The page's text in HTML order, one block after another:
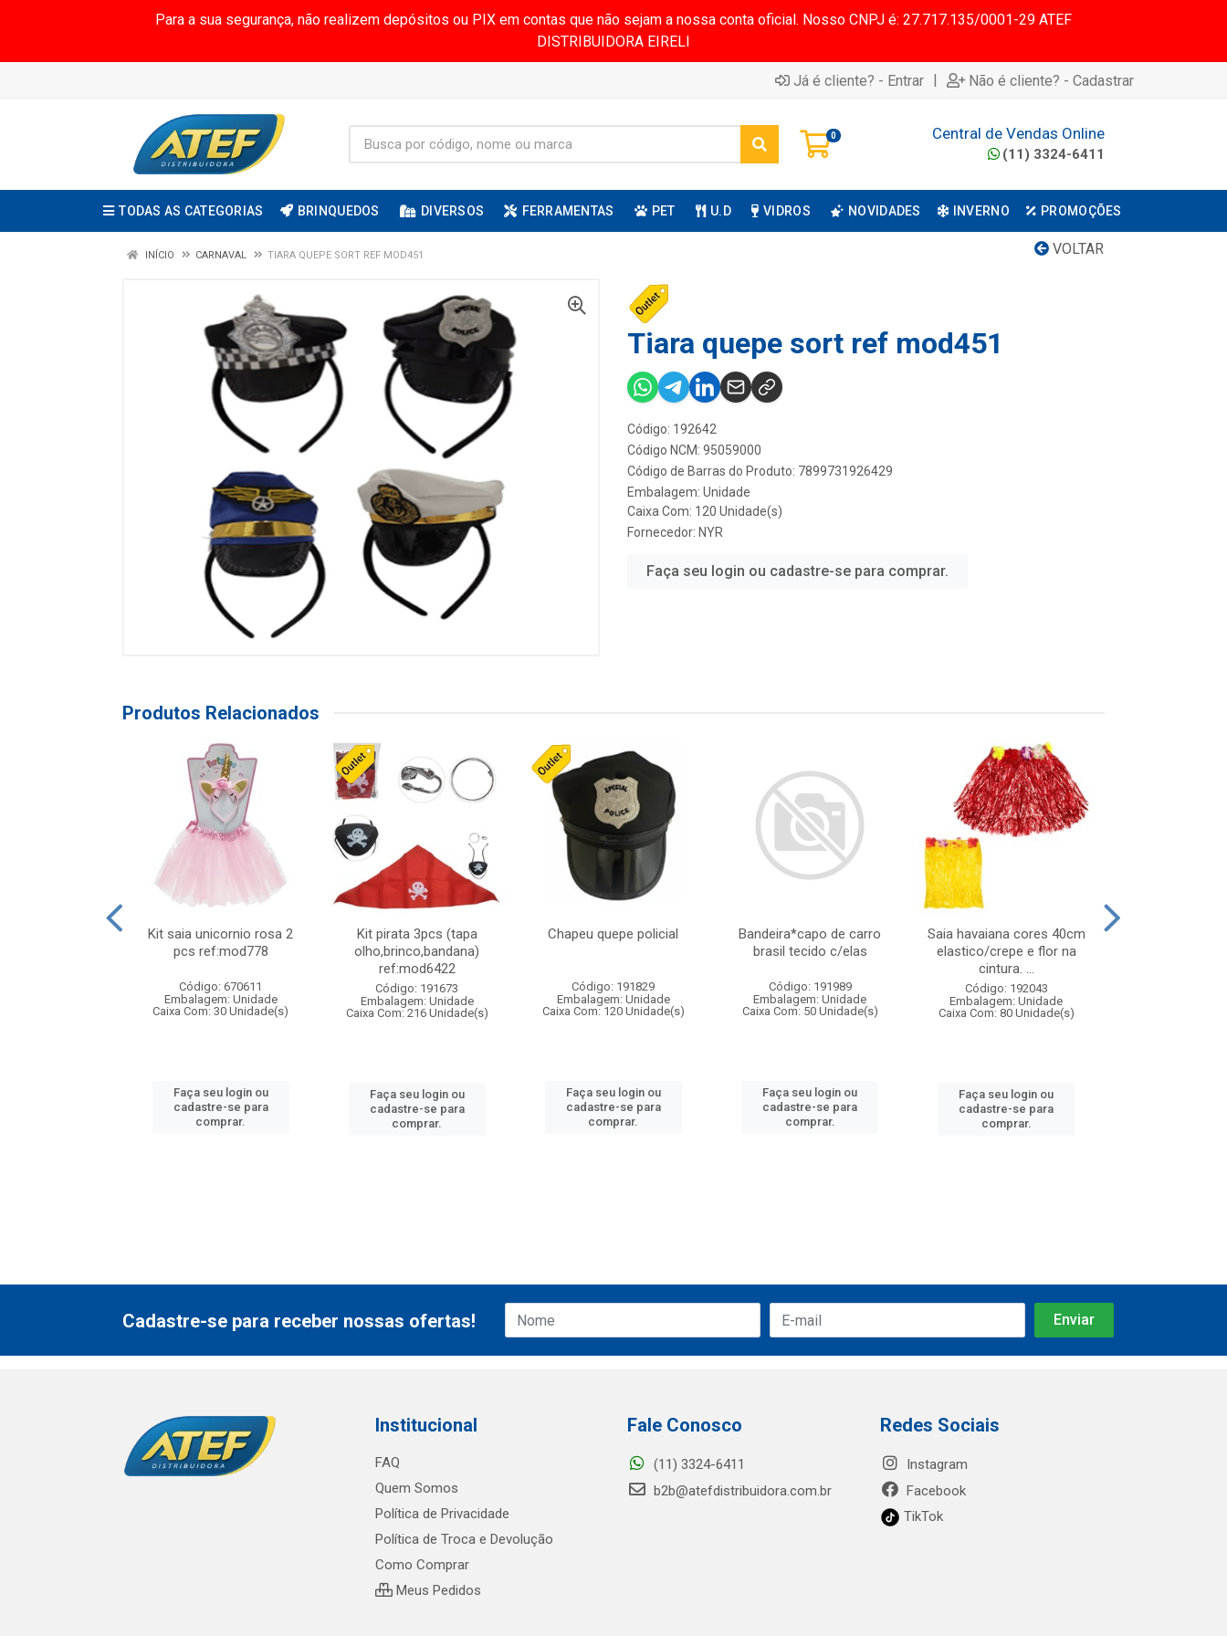
Para a sua segurança, não realizem depósitos ou PIX em contas que não sejam a nossa conta oficial. Nosso CNPJ é: 27.717.135/0001-29 ATEF
DISTRIBUIDORA EIRELI
Já é cliente? - Entrar | Não é cliente? - Cadastrar
0 Central de Vendas Online
(11) 3324-6411
TODAS AS CATEGORIAS BRINQUEDOS DIVERSOS FERRAMENTAS PET U.D VIDROS NOVIDADES INVERNO PROMOÇÕES
VOLTAR
INÍCIO CARNAVAL TIARA QUEPE SORT REF MOD451
Tiara quepe sort ref mod451
Código: 192642
Código NCM: 95059000
Código de Barras do Produto: 7899731926429
Embalagem: Unidade
Caixa Com: 120 Unidade(s)
Fornecedor: NYR
Faça seu login ou cadastre-se para comprar.
Produtos Relacionados
Kit saia unicornio rosa 2
pcs ref:mod778
Código: 670611
Embalagem: Unidade
Caixa Com: 30 Unidade(s)
Faça seu login ou
cadastre-se para
comprar.
Kit pirata 3pcs (tapa
olho,brinco,bandana)
ref:mod6422
Código: 191673
Embalagem: Unidade
Caixa Com: 216 Unidade(s)
Faça seu login ou
cadastre-se para
comprar.
Chapeu quepe policial
Código: 191829
Embalagem: Unidade
Caixa Com: 120 Unidade(s)
Faça seu login ou
cadastre-se para
comprar.
Bandeira*capo de carro
brasil tecido c/elas
Código: 191989
Embalagem: Unidade
Caixa Com: 50 Unidade(s)
Faça seu login ou
cadastre-se para
comprar.
Saia havaiana cores 40cm
elastico/crepe e flor na
cintura. ...
Código: 192043
Embalagem: Unidade
Caixa Com: 80 Unidade(s)
Faça seu login ou
cadastre-se para
comprar.
Cadastre-se para receber nossas ofertas!
Institucional
FAQ
Quem Somos
Política de Privacidade
Política de Troca e Devolução
Como Comprar
Meus Pedidos
Fale Conosco
(11) 3324-6411
b2b@atefdistribuidora.com.br
Redes Sociais
Instagram
Facebook
TikTok